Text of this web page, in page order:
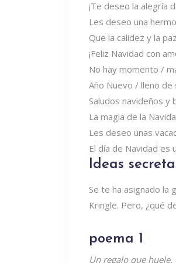
¡Te deseo la alegría
Les deseo una
Que la calidez y la
¡Feliz Navidad con
No hay momento /
Año Nuevo / lleno
Saludos navideños y
La magia de la
Les deseo unas
El día de Navidad es
Ideas
Se te ha asignado la
Kringle. Pero, ¿qué
poema 1
Un regalo que huele,